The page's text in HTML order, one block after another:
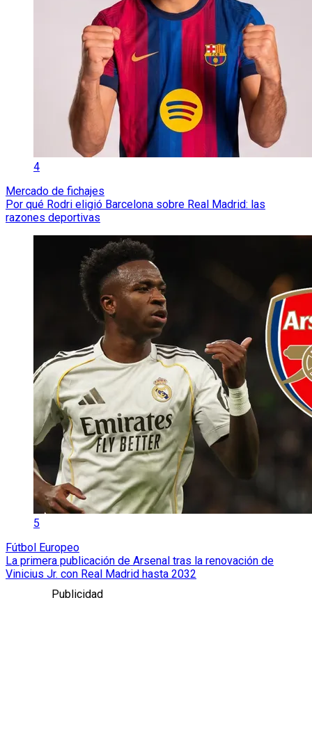
4
Mercado de fichajes
Por qué Rodri eligió Barcelona sobre Real Madrid: las
razones deportivas
5
Fútbol Europeo
La primera publicación de Arsenal tras la renovación de
Vinicius Jr. con Real Madrid hasta 2032
Publicidad